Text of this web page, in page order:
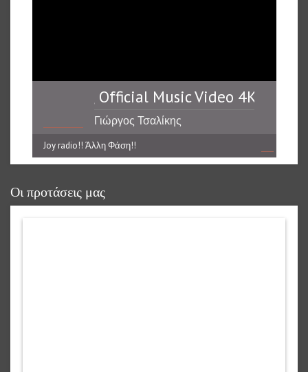
Μου Πεις Official Music Video 4K ****
Γιώργος Τσαλίκης
Joy radio!! Άλλη Φάση!!
reading data...
Οι προτάσεις μας